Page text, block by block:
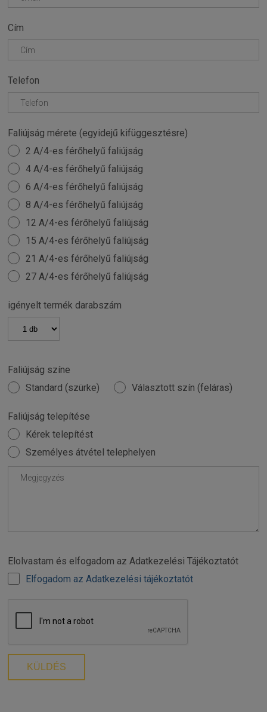
Cím
Telefon
Faliújság mérete (egyidejű kifüggesztésre)
2 A/4-es férőhelyű faliújság
4 A/4-es férőhelyű faliújság
6 A/4-es férőhelyű faliújság
8 A/4-es férőhelyű faliújság
12 A/4-es férőhelyű faliújság
15 A/4-es férőhelyű faliújság
21 A/4-es férőhelyű faliújság
27 A/4-es férőhelyű faliújság
igényelt termék darabszám
Faliújság színe
Standard (szürke)
Választott szín (feláras)
Faliújság telepítése
Kérek telepítést
Személyes átvétel telephelyen
Elolvastam és elfogadom az Adatkezelési Tájékoztatót
Elfogadom az Adatkezelési tájékoztatót